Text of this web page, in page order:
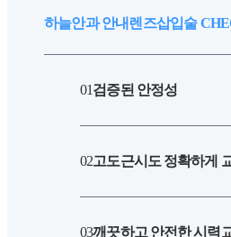
하늘안과 안내렌즈삽입술
01검증된 안정성
02고도근시도 정확하게
03깨끗하고 안전한 시력